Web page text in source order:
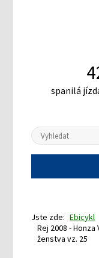
spanilá
Jste zde: Ebicykl
Rej 2008 -
ženstva vz. 25